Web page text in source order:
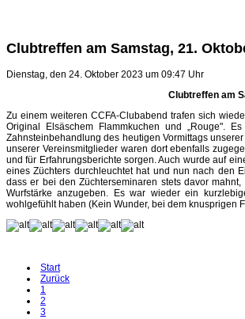
Clubtreffen am Samstag, 21.
Dienstag, den 24. Oktober 2023 um 09:47 Uhr
Clubtreffen am
Zu einem weiteren CCFA-Clubabend trafen sich
Original Elsäschem Flammkuchen und „Rouge".
Zahnsteinbehandlung des heutigen Vormittags
unserer Vereinsmitglieder waren dort ebenfalls
und für Erfahrungsberichte sorgen. Auch wurde auf
eines Züchters durchleuchtet hat und nun nach den
dass er bei den Züchterseminaren stets davor
Wurfstärke anzugeben. Es war wieder ein
wohlgefühlt haben (Kein Wunder, bei dem knusprigen
Start
Zurück
1
2
3